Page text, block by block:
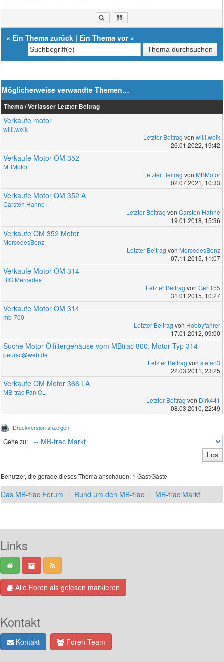
« Ein Thema zurück | Ein Thema vor»
Möglicherweise verwandte Themen…
Thema / Verfasser Letzter Beitrag
Verkaufe motor
willi.weik
Letzter Beitrag von willi.weik
26.01.2022, 19:42
Verkaufe Motor OM 352
MBMotor
Letzter Beitrag von MBMotor
02.07.2021, 10:33
Verkaufe Motor OM 352 A
Carsten Hahne
Letzter Beitrag von Carsten Hahne
19.01.2018, 15:36
Verkaufe OM 352 Motor
MercedesBenz
Letzter Beitrag von MercedesBenz
07.11.2015, 11:07
Verkaufe Motor OM 314
BIG Mercedes
Letzter Beitrag von Geri155
31.01.2015, 10:27
Verkaufe Motor OM 314
mb-700
Letzter Beitrag von Hobbyfahrer
17.01.2012, 09:00
Suche Motor Ölfiltergehäuse vom MBtrac 800, Motor Typ 314
peursc@web.de
Letzter Beitrag von stefan3
22.03.2011, 23:25
Verkaufe OM Motor 366 LA
MB-trac Fan OL
Letzter Beitrag von Dirk441
08.03.2010, 22:49
Druckversion anzeigen
Gehe zu:
Benutzer, die gerade dieses Thema anschauen: 1 Gast/Gäste
Das MB-trac Forum Rund um den MB-trac MB-trac Markt
Links
Alle Foren als gelesen markieren
Kontakt
Kontakt Foren-Team